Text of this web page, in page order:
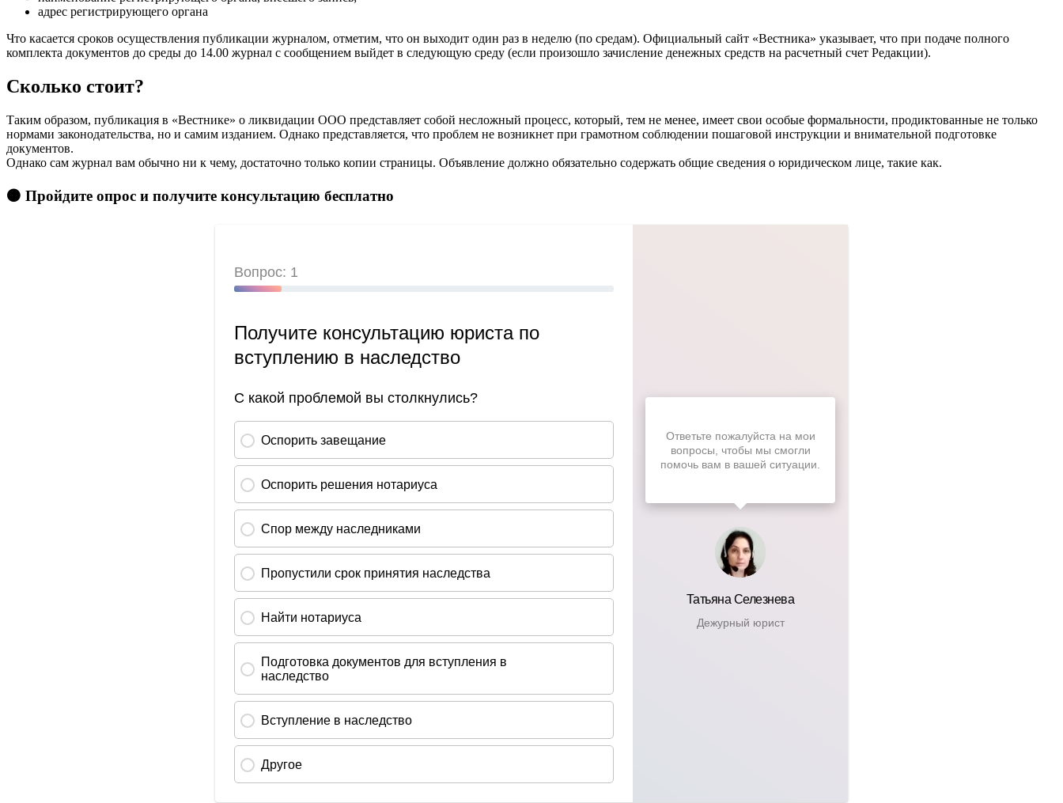
адрес регистрирующего органа
Что касается сроков осуществления публикации журналом, отметим, что он выходит один раз в неделю (по средам). Официальный сайт «Вестника» указывает, что при подаче полного
комплекта документов до среды до 14.00 журнал с сообщением выйдет в следующую среду (если произошло зачисление денежных средств на расчетный счет Редакции).
Сколько стоит?
Таким образом, публикация в «Вестнике» о ликвидации ООО представляет собой несложный процесс, который, тем не менее, имеет свои особые формальности, продиктованные не только
нормами законодательства, но и самим изданием. Однако представляется, что проблем не возникнет при грамотном соблюдении пошаговой инструкции и внимательной подготовке
документов.
Однако сам журнал вам обычно ни к чему, достаточно только копии страницы. Объявление должно обязательно содержать общие сведения о юридическом лице, такие как.
🟠 Пройдите опрос и получите консультацию бесплатно